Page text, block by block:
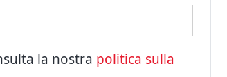
la nostra politica sulla